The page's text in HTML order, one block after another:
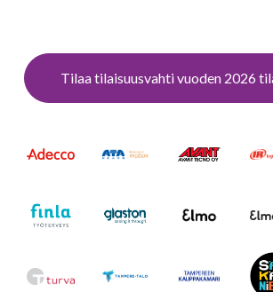
Tilaa tilaisuusvahti vuoden 2026